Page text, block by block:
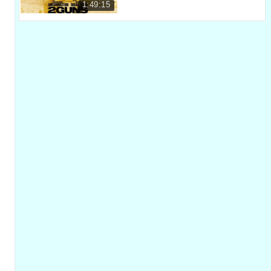
♪ And everybody around
Và mọi người xung quanh.
1:49:15